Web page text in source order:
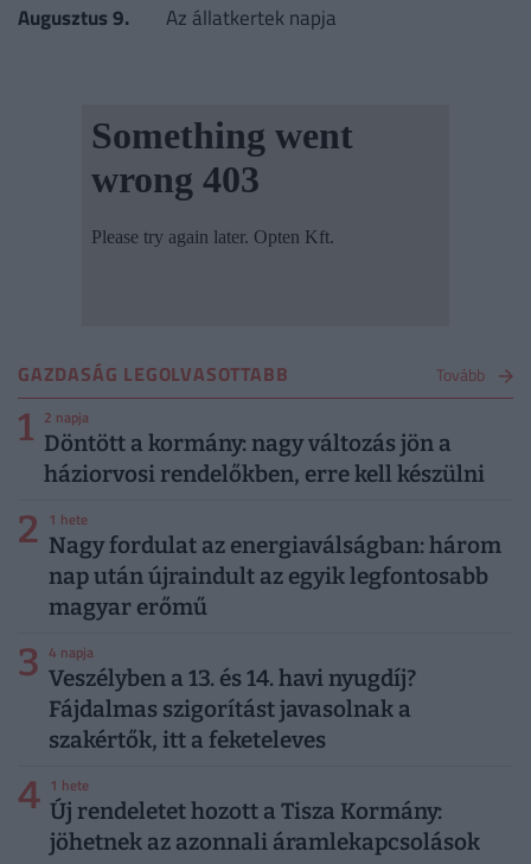
Augusztus 9.
Az állatkertek napja
GAZDASÁG LEGOLVASOTTABB Tovább
1 2 napja
Döntött a kormány: nagy változás jön a
háziorvosi rendelőkben, erre kell készülni
2 1 hete
Nagy fordulat az energiaválságban: három
nap után újraindult az egyik legfontosabb
magyar erőmű
3 4 napja
Veszélyben a 13. és 14. havi nyugdíj?
Fájdalmas szigorítást javasolnak a
szakértők, itt a feketeleves
4 1 hete
Új rendeletet hozott a Tisza Kormány:
jöhetnek az azonnali áramlekapcsolások